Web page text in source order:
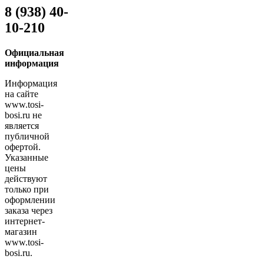
8 (938) 40-
10-210
Официальная
информация
Информация
на сайте
www.tosi-
bosi.ru не
является
публичной
офертой.
Указанные
цены
действуют
только при
оформлении
заказа через
интернет-
магазин
www.tosi-
bosi.ru.